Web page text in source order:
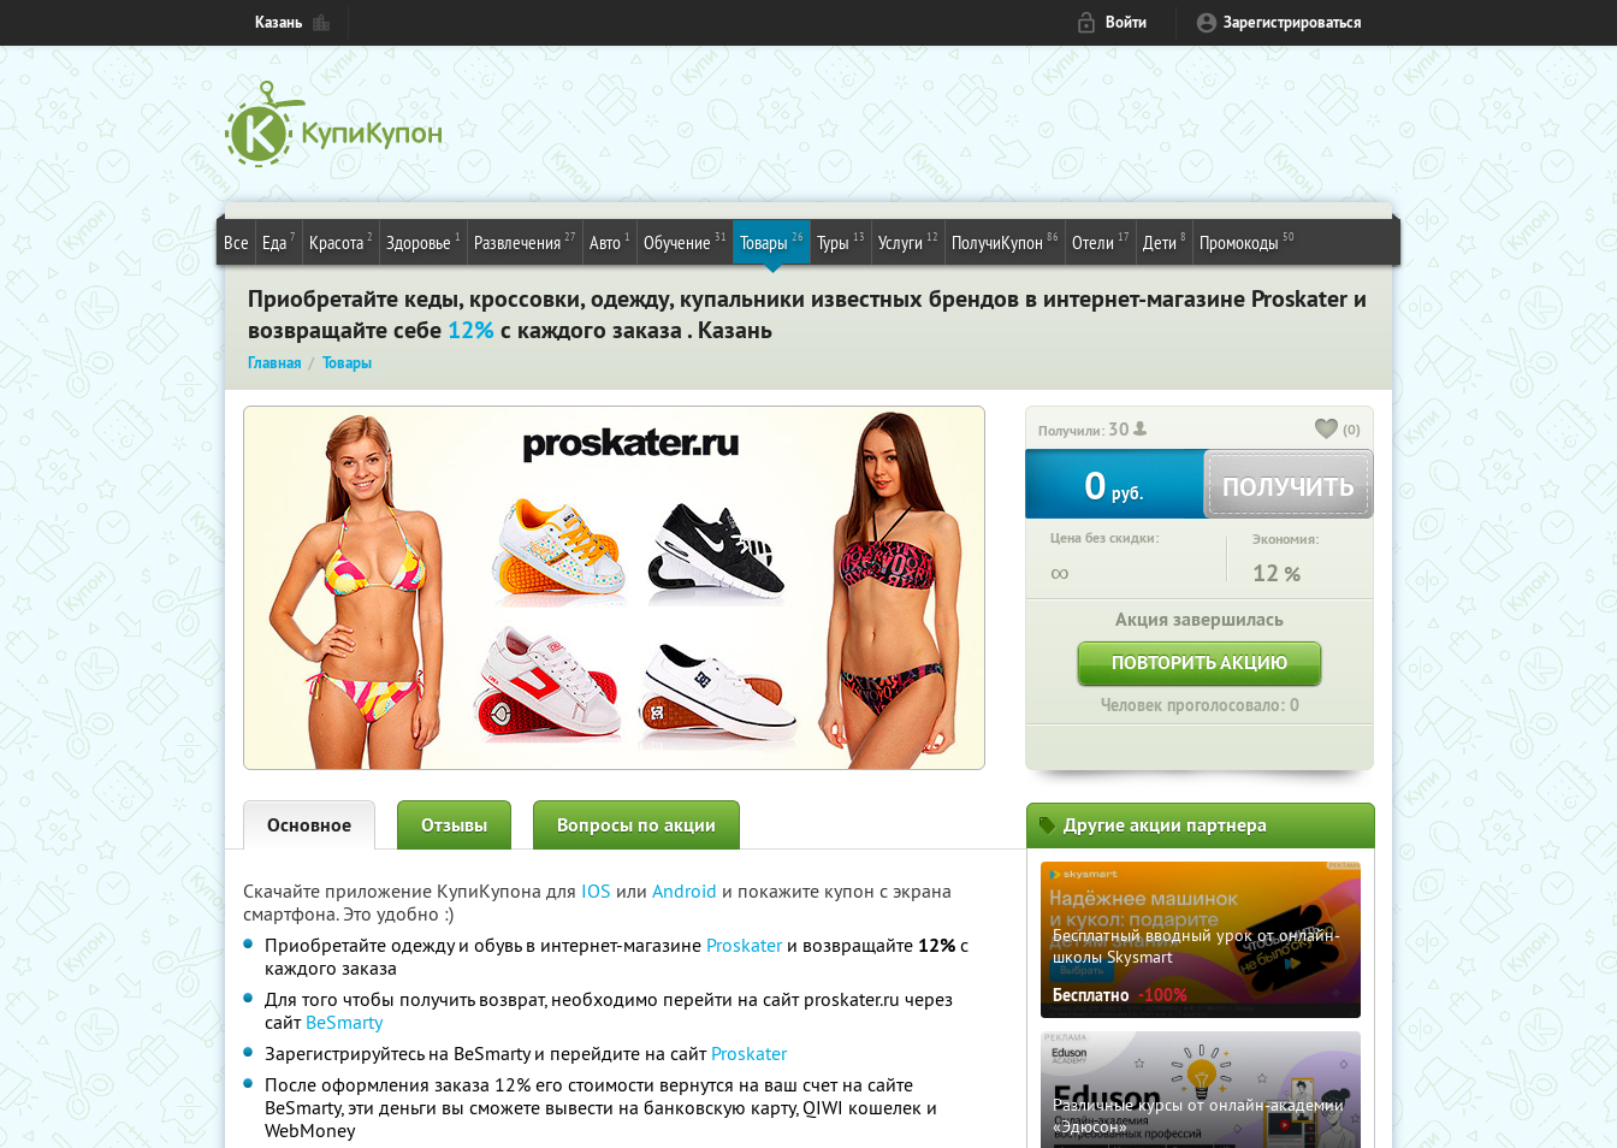
Казань Войти Зарегистрироваться
Все Еда 7 Красота 2 Здоровье 1 Развлечения 27 Авто 1 Обучение 31 Товары 26 Туры 13 Услуги 12 ПолучиКупон 86 Отели 17 Дети 8 Промокоды 50
Приобретайте кеды, кроссовки, одежду, купальники известных брендов в интернет-магазине Proskater и
возвращайте себе 12%с каждого заказа . Казань
Главная Товары
Получили: 30 (0)
0 руб. ПОЛУЧИТЬ
Цена без скидки:
∞
Экономия:
12 %
Акция завершилась
ПОВТОРИТЬ АКЦИЮ
Человек проголосовало: 0
Основное Отзывы Вопросы по акции
Скачайте приложение КупиКупона для IOS или Android и покажите купон с экрана
смартфона. Это удобно :)
Приобретайте одежду и обувь в интернет-магазине Proskaterи возвращайте 12% с
каждого заказа
Для того чтобы получить возврат, необходимо перейти на сайт proskater.ru через
сайт BeSmarty
Зарегистрируйтесь на BeSmarty и перейдите на сайт Proskater
После оформления заказа 12% его стоимости вернутся на ваш счет на сайте
BeSmarty, эти деньги вы сможете вывести на банковскую карту, QIWI кошелек и
WebMoney
Другие акции партнера
Бесплатный вводный урок от онлайн-
школы Skysmart
Бесплатно -100%
Различные курсы от онлайн-академии
«Эдюсон»